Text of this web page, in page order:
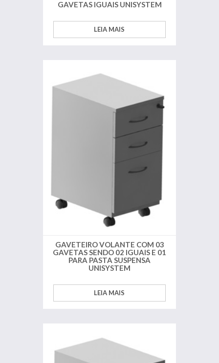
GAVETAS IGUAIS UNISYSTEM
LEIA MAIS
GAVETEIRO VOLANTE COM 03
GAVETAS SENDO 02 IGUAIS E 01
PARA PASTA SUSPENSA
UNISYSTEM
LEIA MAIS